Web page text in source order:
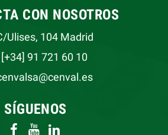
CON NOSOTROS
Ulises, 104 Madrid
[+34] 91 721 60 10
SÍGUENOS